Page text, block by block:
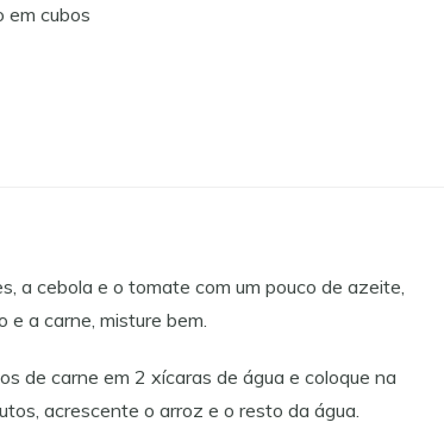
em cubos
a cebola e o tomate com um pouco de azeite,
a carne, misture bem.
de carne em 2 xícaras de água e coloque na
acrescente o arroz e o resto da água.